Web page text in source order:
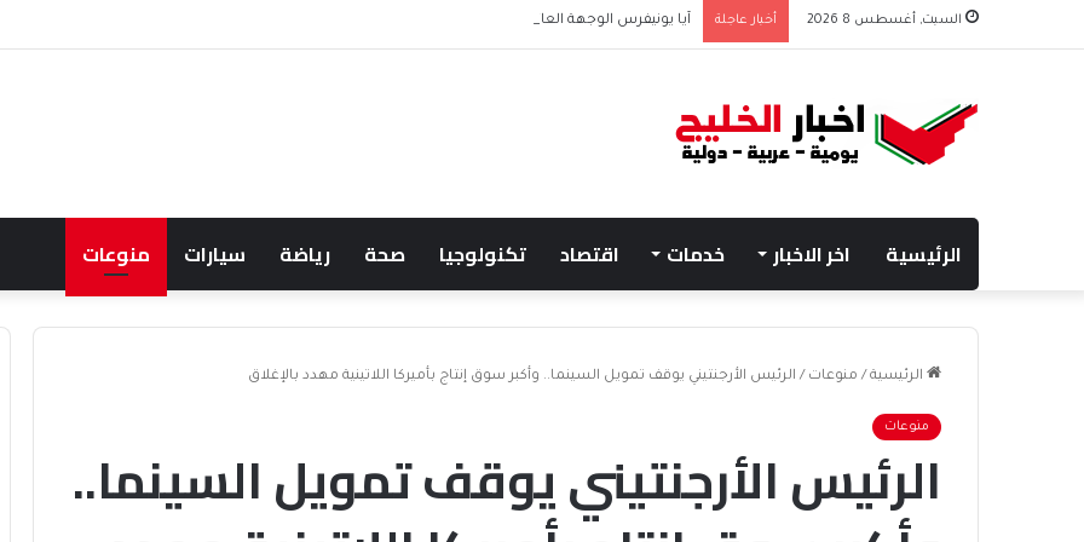
السبت, أغسطس 8 2026 أخبار عاجلة آيا يونيفرس الوجهة العائلية المثالية للترفيه والمغامرات
الرئيسية اخر الاخبار خدمات اقتصاد تكنولوجيا صحة رياضة سيارات منوعات
الرئيسية / منوعات / الرئيس الأرجنتيني يوقف تمويل السينما.. وأكبر سوق إنتاج بأميركا اللاتينية مهدد بالإغلاق
منوعات
الرئيس الأرجنتيني يوقف تمويل السينما..